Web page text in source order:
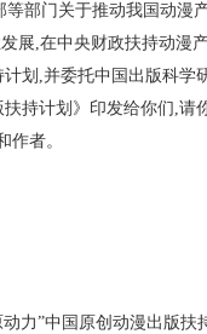
门关于推动我国动漫
展,在中央财政扶持动
划,并委托中国出版科学
持计划》印发给你们,请
作者。
动力”中国原创动漫出版扶